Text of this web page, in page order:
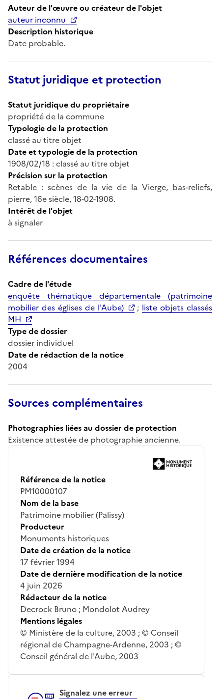
Auteur de l'œuvre ou créateur de l'objet
auteur inconnu
Description historique
Date probable.
Statut juridique et protection
Statut juridique du propriétaire
propriété de la commune
Typologie de la protection
classé au titre objet
Date et typologie de la protection
1908/02/18 : classé au titre objet
Précision sur la protection
Retable : scènes de la vie de la Vierge, bas-reliefs,
pierre, 16e siècle, 18-02-1908.
Intérêt de l'objet
à signaler
Références documentaires
Cadre de l'étude
enquête thématique départementale (patrimoine
mobilier des églises de l'Aube)
; liste objets classés
MH
Type de dossier
dossier individuel
Date de rédaction de la notice
2004
Sources complémentaires
Photographies liées au dossier de protection
Existence attestée de photographie ancienne.
Référence de la notice
PM10000107
Nom de la base
Patrimoine mobilier (Palissy)
Producteur
Monuments historiques
Date de création de la notice
17 février 1994
Date de dernière modification de la notice
4 juin 2026
Rédacteur de la notice
Decrock Bruno ; Mondolot Audrey
Mentions légales
© Ministère de la culture, 2003 ; © Conseil
régional de Champagne-Ardenne, 2003 ; ©
Conseil général de l'Aube, 2003
Signalez une erreur